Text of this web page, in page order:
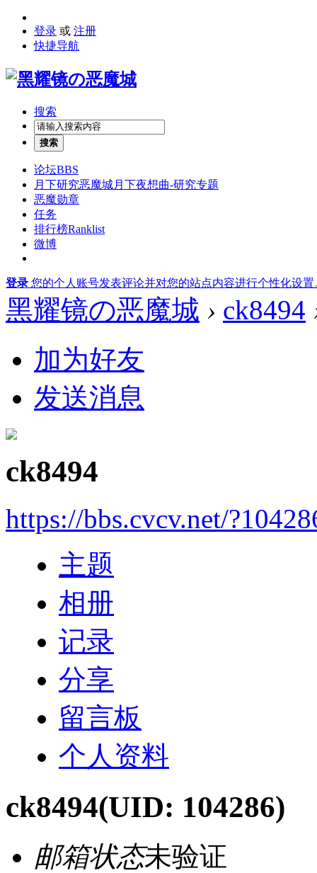
登录 或 注册
快捷导航
搜索
搜索
论坛BBS
月下研究恶魔城月下夜想曲-研究专题
恶魔勋章
任务
排行榜Ranklist
微博
登录 您的个人账号发表评论并对您的站点内容进行个性化设置
黑耀镜の恶魔城 › ck8494
加为好友
发送消息
ck8494
https://bbs.cvcv.net/
主题
相册
记录
分享
留言板
个人资料
ck8494(UID: 104286)
邮箱状态未验证